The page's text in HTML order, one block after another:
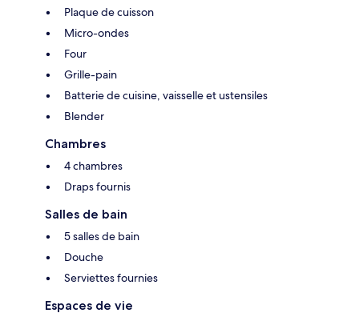
Plaque de cuisson
Micro-ondes
Four
Grille-pain
Batterie de cuisine, vaisselle et ustensiles
Blender
Chambres
4 chambres
Draps fournis
Salles de bain
5 salles de bain
Douche
Serviettes fournies
Espaces de vie